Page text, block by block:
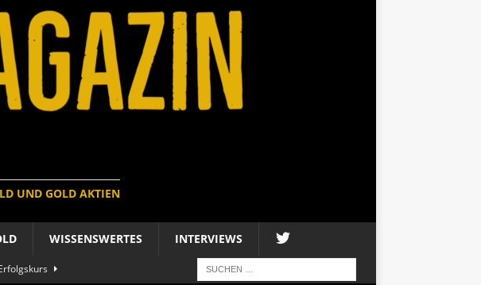
UND GOLD AKTIEN
WISSENSWERTES INTERVIEWS